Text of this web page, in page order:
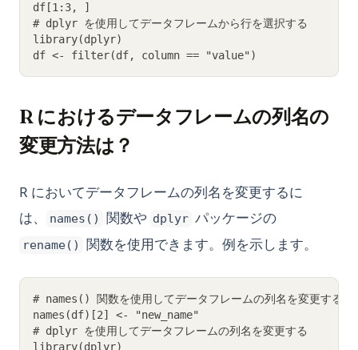
df[1:3, ]
# dplyr を使用してデータフレームから行を選択する
library(dplyr)
df <- filter(df, column == "value")
R におけるデータフレームの列名の
変更方法は？
R においてデータフレームの列名を変更するに
は、
names() 関数や dplyr パッケージの
rename() 関数を使用できます。例を示します。
# names() 関数を使用してデータフレームの列名を変更する
names(df)[2] <- "new_name"
# dplyr を使用してデータフレームの列名を変更する
library(dplyr)